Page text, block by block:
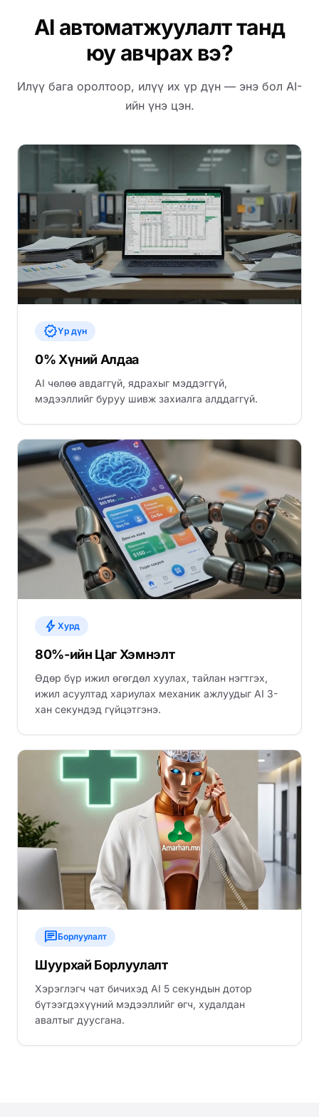
AI автоматжуулалт танд
юу авчрах вэ?
Илүү бага оролтоор, илүү их үр дүн — энэ бол AI-
ийн үнэ цэн.
verifiedҮр дүн
0% Хүний Алдаа
AI чөлөө авдаггүй, ядрахыг мэддэггүй,
мэдээллийг буруу шивж захиалга алддаггүй.
bolt Хурд
80%-ийн Цаг Хэмнэлт
Өдөр бүр ижил өгөгдөл хуулах, тайлан нэгтгэх,
ижил асуултад хариулах механик ажлуудыг AI 3-
хан секундэд гүйцэтгэнэ.
chatБорлуулалт
Шуурхай Борлуулалт
Хэрэглэгч чат бичихэд AI 5 секундын дотор
бүтээгдэхүүний мэдээллийг өгч, худалдан
авалтыг дуусгана.